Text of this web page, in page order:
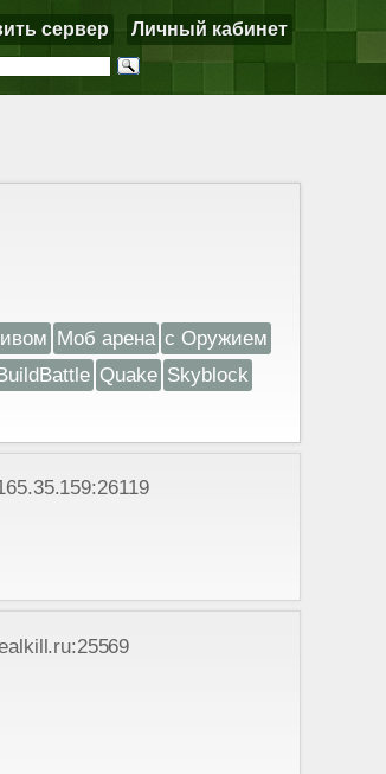
сервер Личный кабинет
Моб арена с Оружием
Quake Skyblock